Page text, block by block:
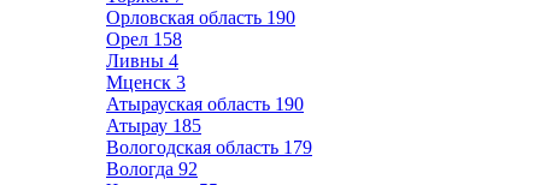
Орловская область 190
Орел 158
Ливны 4
Мценск 3
Атырауская область 190
Атырау 185
Вологодская область 179
Вологда 92